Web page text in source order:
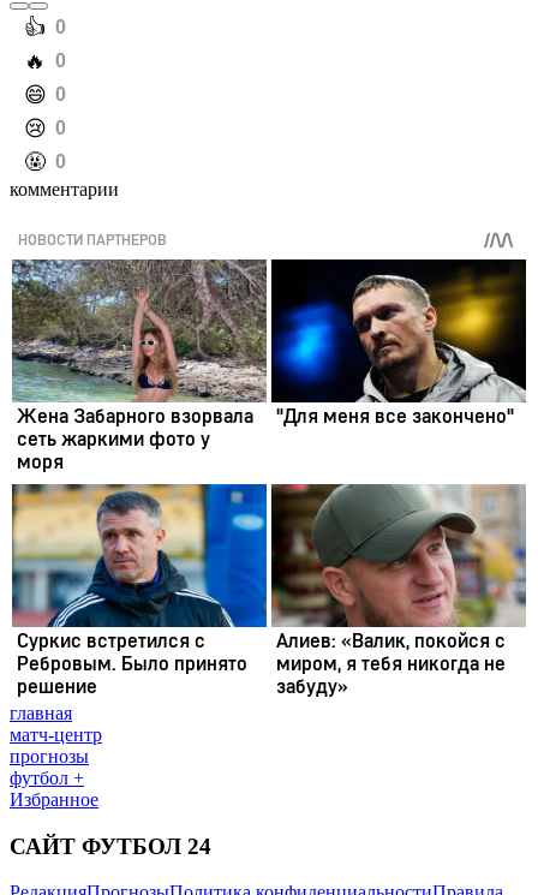
️👍 0
️🔥 0
️😄 0
️😢 0
️🤬 0
комментарии
главная
матч-центр
прогнозы
футбол +
Избранное
САЙТ ФУТБОЛ 24